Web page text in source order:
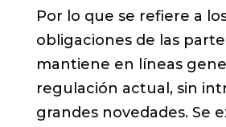
Por lo que se refiere a
obligaciones de las
mantiene en líneas
regulación actual, sin
grandes novedades. Se